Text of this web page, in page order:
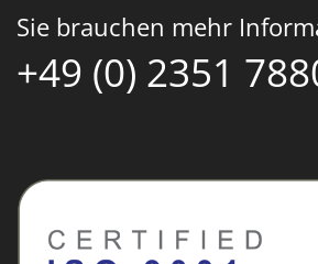
Sie brauchen mehr
+49 (0) 2351